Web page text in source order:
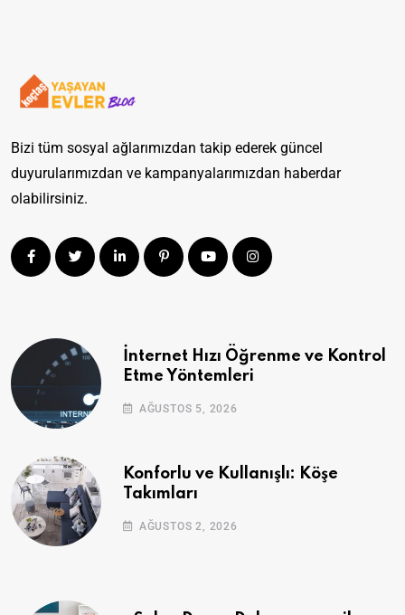
Bizi tüm sosyal ağlarımızdan takip ederek güncel
duyurularımızdan ve kampanyalarımızdan haberdar
olabilirsiniz.
İnternet Hızı Öğrenme ve Kontrol
Etme Yöntemleri
AĞUSTOS 5, 2026
Konforlu ve Kullanışlı: Köşe
Takımları
AĞUSTOS 2, 2026